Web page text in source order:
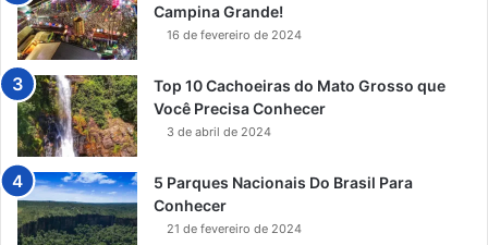
Campina Grande!
16 de fevereiro de 2024
Top 10 Cachoeiras do Mato Grosso que
Você Precisa Conhecer
3 de abril de 2024
5 Parques Nacionais Do Brasil Para
Conhecer
21 de fevereiro de 2024